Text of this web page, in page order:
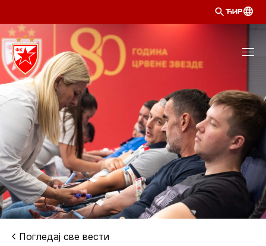
ЋИР
Погледај све вести